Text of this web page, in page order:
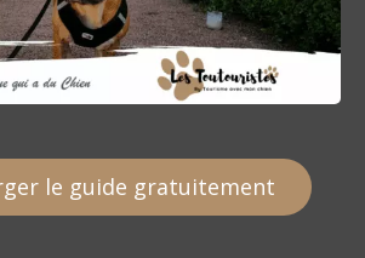
le guide gratuitement